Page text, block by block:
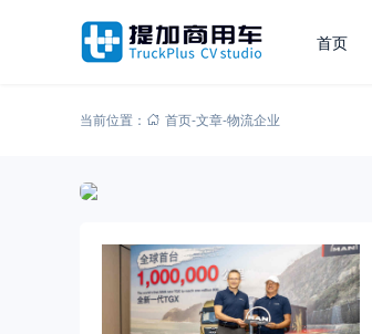
首页
当前位置： 首页-文章-物流企业